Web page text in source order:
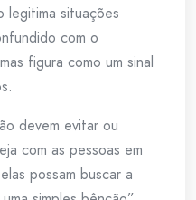
legitima situações
com o
figura como um sinal
devem evitar ou
com as pessoas em
possam buscar a